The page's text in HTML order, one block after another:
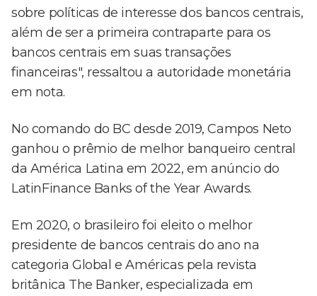
sobre políticas de interesse dos bancos centrais,
além de ser a primeira contraparte para os
bancos centrais em suas transações
financeiras", ressaltou a autoridade monetária
em nota.
No comando do BC desde 2019, Campos Neto
ganhou o prêmio de melhor banqueiro central
da América Latina em 2022, em anúncio do
LatinFinance Banks of the Year Awards.
Em 2020, o brasileiro foi eleito o melhor
presidente de bancos centrais do ano na
categoria Global e Américas pela revista
britânica The Banker, especializada em